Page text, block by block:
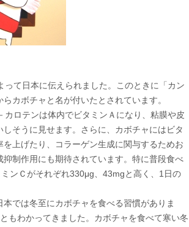
て日本に伝えられました。このときに「カン
カボチャと名が付いたとされています。
ロテンは体内でビタミンＡになり、粘膜や皮
そうに見せます。さらに、カボチャにはビタ
上げたり、コラーゲン生成に関与するためお
制作用にも期待されています。特に普段食べ
ンＣがそれぞれ330μg、43mgと高く、1日の
では冬至にカボチャを食べる習慣がありま
もわかってきました。カボチャを食べて寒い冬